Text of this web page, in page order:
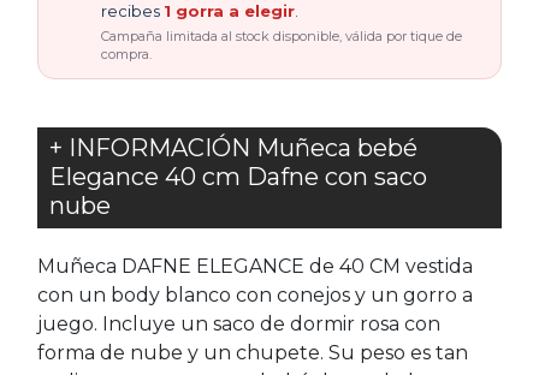
recibes 1 gorra a elegir
Campaña limitada al stock disponible, válida por tique de
compra.
+ INFORMACIÓN Muñeca bebé
Elegance 40 cm Dafne con saco
nube
Muñeca DAFNE ELEGANCE de 40 CM vestida
con un body blanco con conejos y un gorro a
juego. Incluye un saco de dormir rosa con
forma de nube y un chupete. Su peso es tan